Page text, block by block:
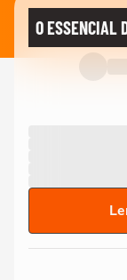
O ESSENCIAL